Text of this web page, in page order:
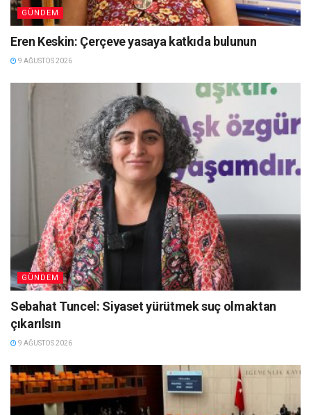
GÜNDEM
Eren Keskin: Çerçeve yasaya katkıda bulunun
9 AĞUSTOS 2026
GÜNDEM
Sebahat Tuncel: Siyaset yürütmek suç olmaktan
çıkarılsın
9 AĞUSTOS 2026